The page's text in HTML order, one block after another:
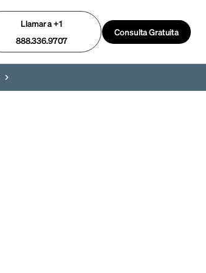
Llamar a +1
888.336.9707
Consulta Gratuita